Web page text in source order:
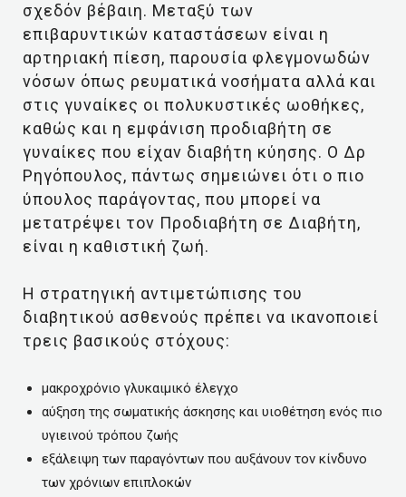
σχεδόν βέβαιη. Μεταξύ των
επιβαρυντικών καταστάσεων είναι η
αρτηριακή πίεση, παρουσία φλεγμονωδών
νόσων όπως ρευματικά νοσήματα αλλά και
στις γυναίκες οι πολυκυστικές ωοθήκες,
καθώς και η εμφάνιση προδιαβήτη σε
γυναίκες που είχαν διαβήτη κύησης. Ο Δρ
Ρηγόπουλος, πάντως σημειώνει ότι ο πιο
ύπουλος παράγοντας, που μπορεί να
μετατρέψει τον Προδιαβήτη σε Διαβήτη,
είναι η καθιστική ζωή.
Η στρατηγική αντιμετώπισης του
διαβητικού ασθενούς πρέπει να ικανοποιεί
τρεις βασικούς στόχους:
μακροχρόνιο γλυκαιμικό έλεγχο
αύξηση της σωματικής άσκησης και υιοθέτηση ενός πιο
υγιεινού τρόπου ζωής
εξάλειψη των παραγόντων που αυξάνουν τον κίνδυνο
των χρόνιων επιπλοκών